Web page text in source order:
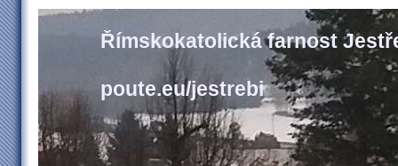
Římskokatolická farnost
poute.eu/jestrebi